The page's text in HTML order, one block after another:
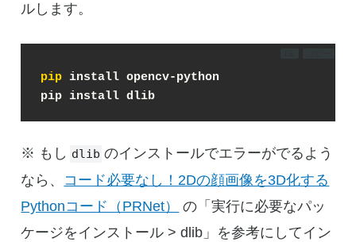
ルします。
pip install opencv-python
※ もし dlib のインストールでエラーがでるよう
なら、 コード必要なし！2Dの顔画像を3D化する
Pythonコード（PRNet）
の「実行に必要なパッ
ケージをインストール > dlib」を参考にしてイン